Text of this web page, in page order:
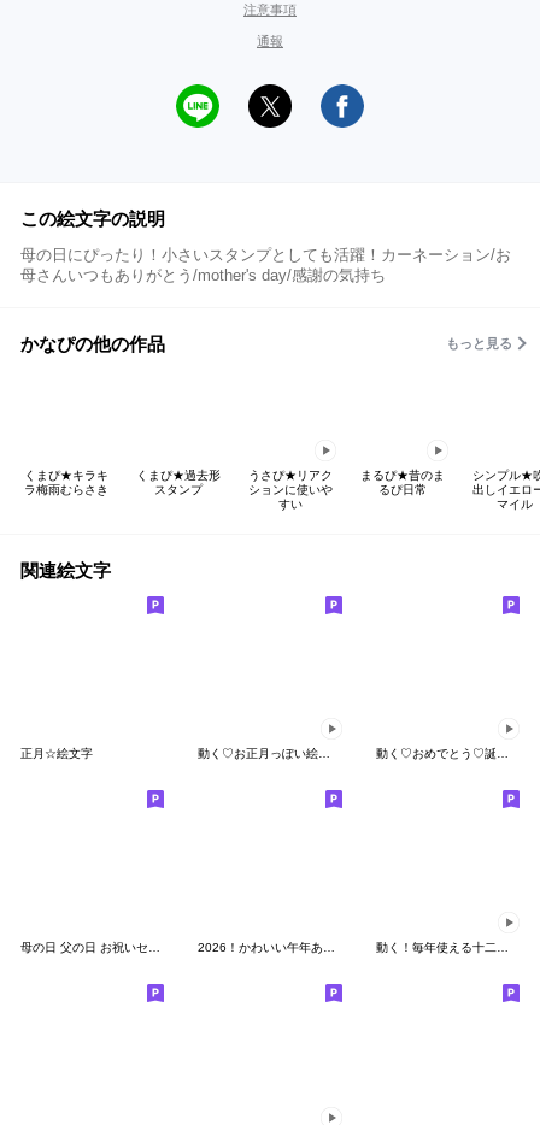
注意事項
通報
この絵文字の説明
母の日にぴったり！小さいスタンプとしても活躍！カーネーション/お
母さんいつもありがとう/mother's day/感謝の気持ち
かなぴの他の作品 もっと見る
くまぴ★キラキ
ラ梅雨むらさき
くまぴ★過去形
スタンプ
うさぴ★リアク
ションに使いや
すい
まるぴ★昔のま
るぴ日常
シンプル★
出しイエロ
マイル
関連絵文字
正月☆絵文字
母の日 父の日 お祝いセット 絵文字 2026！かわいい午年あけおめ年賀絵文字 動く！毎年使える十二支のお正月絵文字